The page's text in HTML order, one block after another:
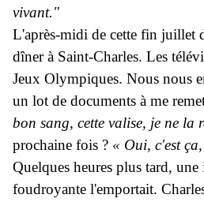
vivant."
L'après-midi de cette fin juillet
dîner à Saint-Charles. Les
Jeux Olympiques. Nous nous
un lot de documents à me
bon sang, cette valise, je ne la
prochaine fois ? « Oui, c'est
Quelques heures plus tard,
foudroyante l'emportait.